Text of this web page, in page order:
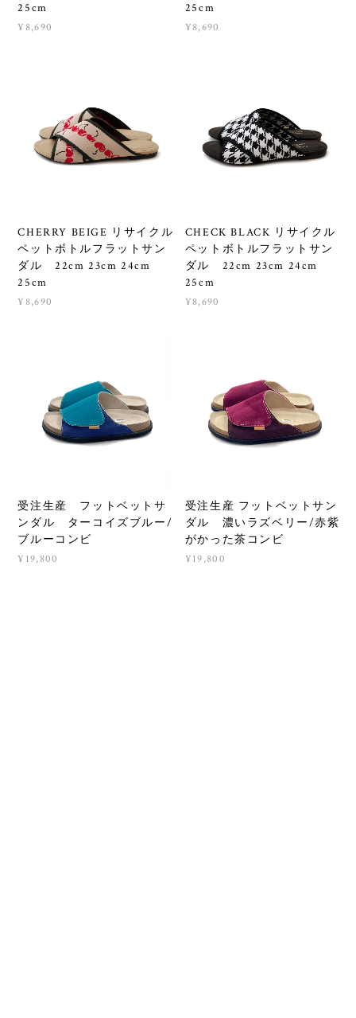
25cm
¥8,690
25cm
¥8,690
CHERRY BEIGE リサイクル
ペットボトルフラットサン
ダル 22cm 23cm 24cm
25cm
¥8,690
CHECK BLACK リサイクル
ペットボトルフラットサン
ダル 22cm 23cm 24cm
25cm
¥8,690
受注生産 フットベットサ
ンダル ターコイズブルー/
ブルーコンビ
¥19,800
受注生産 フットベットサン
ダル 濃いラズベリー/赤紫
がかった茶コンビ
¥19,800